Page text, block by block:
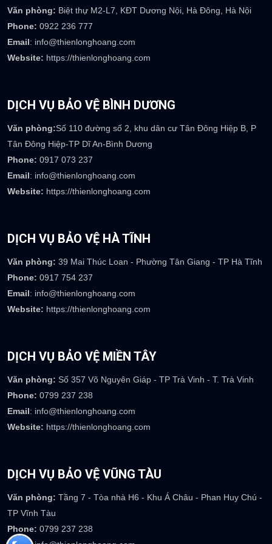
Phòng kế toán : accounting@thienlonghoang.com
Số điện thoại:0917.369.237
Văn phòng: Biệt thự M2-L7, KĐT Dương Nội, Hà Đông, Hà Nội
Phone:
0922 236 777
Email: info@thienlonghoang.com
Website:https://thienlonghoang.com
DỊCH VỤ BẢO VỆ BÌNH DƯƠNG
Tân Đông Hiệp-TP Dĩ An-Bình Dương
Phone:
0917 073 237
Email: info@thienlonghoang.com
Website:https://thienlonghoang.com
Văn phòng: 39 Mai Thúc Loan - Phường Tân Giang - TP Hà Tĩnh
Phone:
0917 754 237
Email: info@thienlonghoang.com
Website:https://thienlonghoang.com
Văn phòng: Số 357 Võ Nguyên Giáp - TP Trà Vinh - T. Trà Vinh
Phone:
0799 237 238
Email: info@thienlonghoang.com
Website: https://thienlonghoang.com